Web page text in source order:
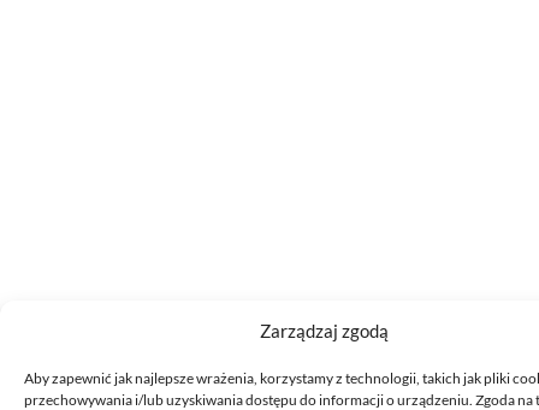
Zarządzaj zgodą
Aby zapewnić jak najlepsze wrażenia, korzystamy z technologii, takich jak pliki
przechowywania i/lub uzyskiwania dostępu do informacji o urządzeniu. Zgoda na